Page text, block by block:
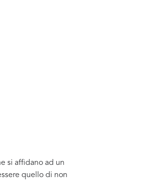
si affidano ad un
quello di non